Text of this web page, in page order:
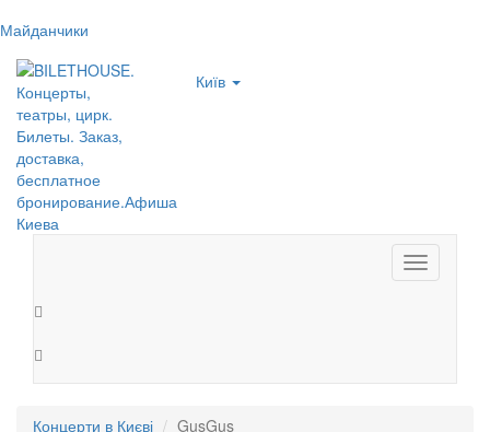
Майданчики
Київ
Toggle
navigation
Концерти в Києві GusGus